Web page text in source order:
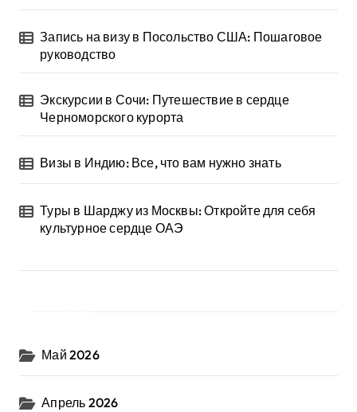
Запись на визу в Посольство США: Пошаговое
руководство
Экскурсии в Сочи: Путешествие в сердце
Черноморского курорта
Визы в Индию: Все, что вам нужно знать
Туры в Шарджу из Москвы: Откройте для себя
культурное сердце ОАЭ
Май 2026
Апрель 2026